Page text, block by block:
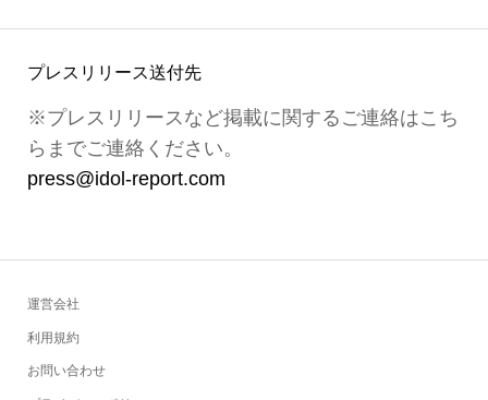
プレスリリース送付先
※プレスリリースなど掲載に関するご連絡はこち
らまでご連絡ください。
press@idol-report.com
運営会社
利用規約
お問い合わせ